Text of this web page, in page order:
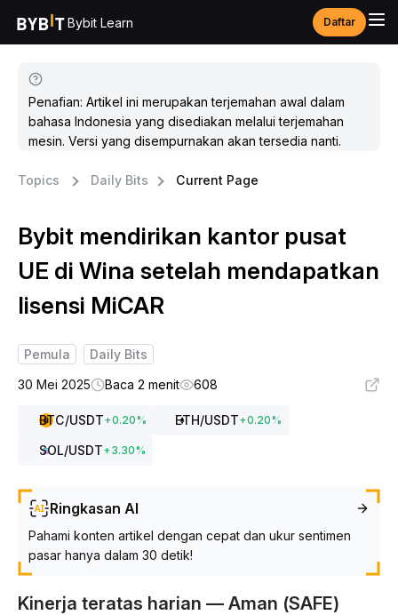
Bybit Learn Daftar
Penafian: Artikel ini merupakan terjemahan awal dalam
bahasa Indonesia yang disediakan melalui terjemahan
mesin. Versi yang disempurnakan akan tersedia nanti.
Topics Daily Bits Current Page
Bybit mendirikan kantor pusat
UE di Wina setelah mendapatkan
lisensi MiCAR
Pemula
Daily Bits
30 Mei 2025
Baca 2 menit 608
BTC/USDT+0.20% ETH/USDT+0.20%
SOL/USDT+3.30%
Ringkasan AI
Pahami konten artikel dengan cepat dan ukur sentimen
pasar hanya dalam 30 detik!
Kinerja teratas harian — Aman (SAFE)